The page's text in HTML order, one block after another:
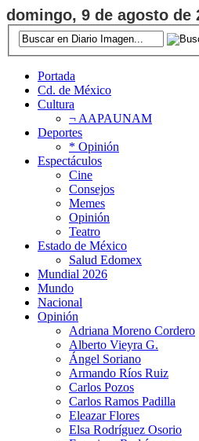
domingo, 9 de agosto de
Portada
Cd. de México
Cultura
¬ AAPAUNAM
Deportes
* Opinión
Espectáculos
Cine
Consejos
Memes
Opinión
Teatro
Estado de México
Salud Edomex
Mundial 2026
Mundo
Nacional
Opinión
Adriana Moreno Cordero
Alberto Vieyra G.
Ángel Soriano
Armando Ríos Ruiz
Carlos Pozos
Carlos Ramos Padilla
Eleazar Flores
Elsa Rodríguez Osorio